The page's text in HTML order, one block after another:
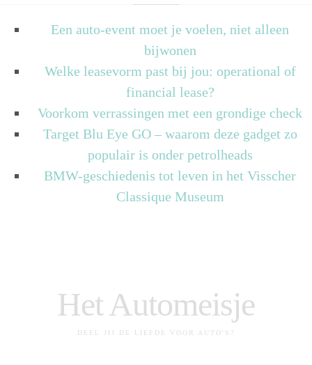
Een auto-event moet je voelen, niet alleen
bijwonen
Welke leasevorm past bij jou: operational of
financial lease?
Voorkom verrassingen met een grondige check
Target Blu Eye GO – waarom deze gadget zo
populair is onder petrolheads
BMW-geschiedenis tot leven in het Visscher
Classique Museum
Het Automeisje
DEEL JIJ DE LIEFDE VOOR AUTO'S?